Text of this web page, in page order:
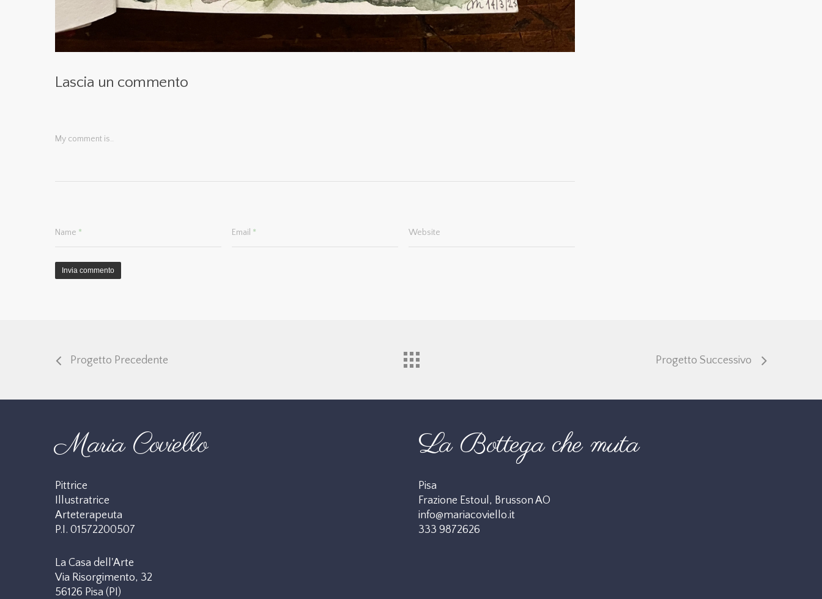
Lascia un commento
My comment is..
Name * Email * Website
Progetto Precedente Progetto Successivo
Maria Coviello
Pittrice
Illustratrice
Arteterapeuta
P.I. 01572200507
La Casa dell'Arte
Via Risorgimento, 32
56126 Pisa (PI)
La Bottega che muta
Pisa
Frazione Estoul, Brusson AO
info@mariacoviello.it
333 9872626